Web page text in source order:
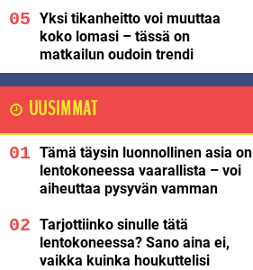
Yksi tikanheitto voi muuttaa
koko lomasi – tässä on
matkailun oudoin trendi
UUSIMMAT
Tämä täysin luonnollinen asia on
lentokoneessa vaarallista – voi
aiheuttaa pysyvän vamman
Tarjottiinko sinulle tätä
lentokoneessa? Sano aina ei,
vaikka kuinka houkuttelisi